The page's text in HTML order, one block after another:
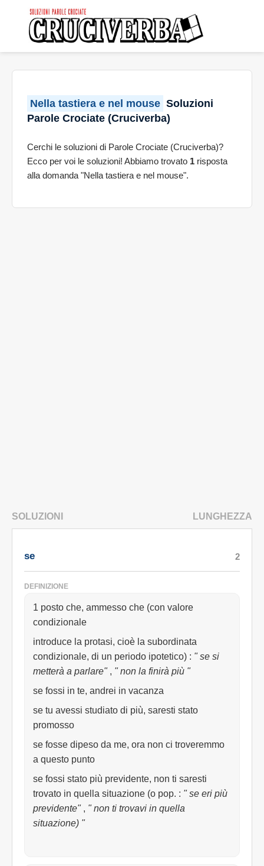
Nella tastiera e nel mouse Soluzioni
Parole Crociate (Cruciverba)
Cerchi le soluzioni di Parole Crociate (Cruciverba)?
Ecco per voi le soluzioni! Abbiamo trovato 1 risposta
alla domanda "Nella tastiera e nel mouse".
SOLUZIONI LUNGHEZZA
se
DEFINIZIONE
1 posto che, ammesso che (con valore
condizionale
introduce la protasi, cioè la subordinata
condizionale, di un periodo ipotetico) : " se si
metterà a parlare" , " non la finirà più "
se fossi in te, andrei in vacanza
se tu avessi studiato di più, saresti stato
promosso
se fosse dipeso da me, ora non ci troveremmo
a questo punto
se fossi stato più previdente, non ti saresti
trovato in quella situazione (o pop. : " se eri più
previdente" , " non ti trovavi in quella
situazione) "
2